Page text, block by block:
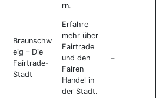
rn.
Braunschw
eig – Die
Fairtrade-
Stadt
Erfahre
mehr über
Fairtrade
und den
Fairen
Handel in
der Stadt.
–